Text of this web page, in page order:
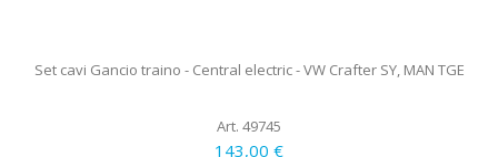
Set cavi Gancio traino - Central electric - VW Crafter SY, MAN TGE
Art. 49745
143,00 €